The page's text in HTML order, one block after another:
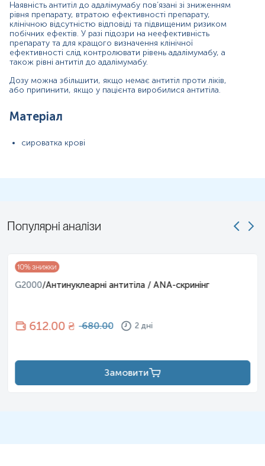
Не курити за 30 хвилин до відбору крові.
Застереження!Самостійно проводити відбір не
рекомендується, для гарантування правильного
результату відбір має провести спеціаліст –
Відбір біоматеріалу проводиться на пунктах забору Львівської
м. Львів - усі відділення;
м. Винники, вул. Івасюка, 1Б;
м. Стрий, вул. Обаля, 2;
м. Жидачів, вул. Шашкевича, 16;
м. Новий Розділ, вул. Довженка, 6;
м. Броди, вул. І. Франка, 1;
м. Мостиська, вул. Грушевського, 16Б;
м. Самбір, вул. Шевченка, 5;
Наявність антитіл до адалімумабу пов’язані зі зниженням
рівня препарату, втратою ефективності препарату,
клінічною відсутністю відповіді та підвищеним ризиком
побічних ефектів. У разі підозри на неефективність
препарату та для кращого визначення клінічної
ефективності слід контролювати рівень адалімумабу, а
також рівні антитіл до адалімумабу.
Дозу можна збільшити, якщо немає антитіл проти ліків,
або припинити, якщо у пацієнта виробилися антитіла.
Матеріал
сироватка крові
Популярні аналізи
10% знижки
G2000/Антинуклеарні антитіла / ANA-скринінг
612.00 ₴ 680.00 2 дні
Замовити